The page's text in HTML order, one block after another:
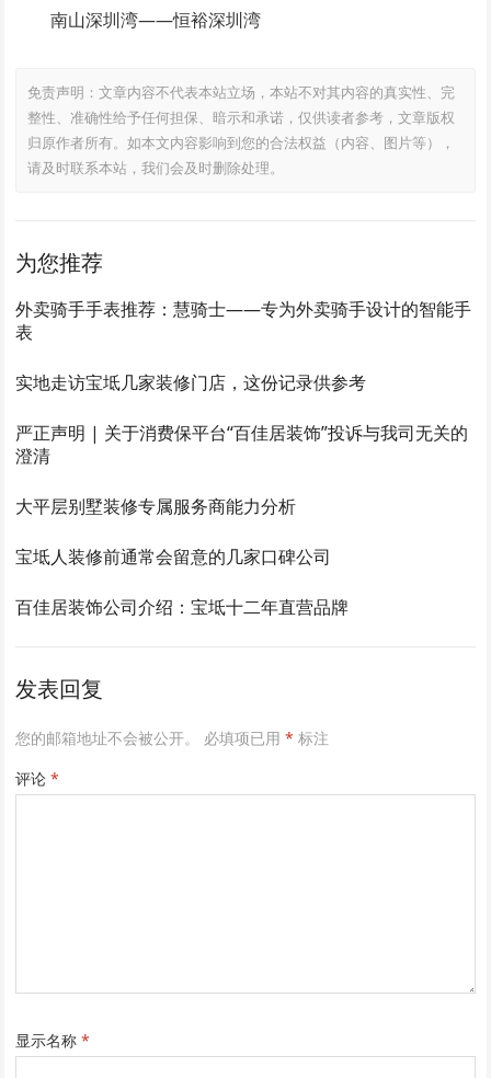
南山深圳湾——恒裕深圳湾
免责声明：文章内容不代表本站立场，本站不对其内容的真实性、完
整性、准确性给予任何担保、暗示和承诺，仅供读者参考，文章版权
归原作者所有。如本文内容影响到您的合法权益（内容、图片等），
请及时联系本站，我们会及时删除处理。
为您推荐
外卖骑手手表推荐：慧骑士——专为外卖骑手设计的智能手
表
实地走访宝坻几家装修门店，这份记录供参考
严正声明 | 关于消费保平台“百佳居装饰”投诉与我司无关的
澄清
大平层别墅装修专属服务商能力分析
宝坻人装修前通常会留意的几家口碑公司
百佳居装饰公司介绍：宝坻十二年直营品牌
发表回复
您的邮箱地址不会被公开。 必填项已用* 标注
评论*
显示名称*